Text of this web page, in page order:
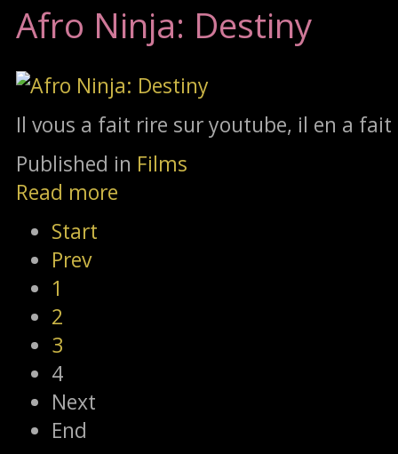
Afro Ninja: Destiny
Il vous a fait rire sur youtube, il en a
Published in Films
Read more
Start
Prev
1
2
3
4
Next
End